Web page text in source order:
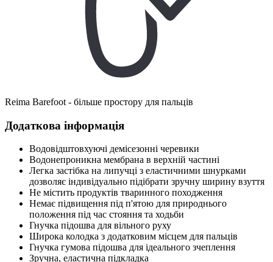
Reima Barefoot - більше простору для пальців
Додаткова інформація
Водовідштовхуючі демісезонні черевики
Водонепроникна мембрана в верхній частині
Легка застібка на липучці з еластичними шнурками
дозволяє індивідуально підібрати зручну ширину взуття
Не містить продуктів тваринного походження
Немає підвищення під п'ятою для природнього
положення під час стояння та ходьби
Гнучка підошва для вільного руху
Широка колодка з додатковим місцем для пальців
Гнучка гумова підошва для ідеального зчеплення
Зручна, еластична підкладка